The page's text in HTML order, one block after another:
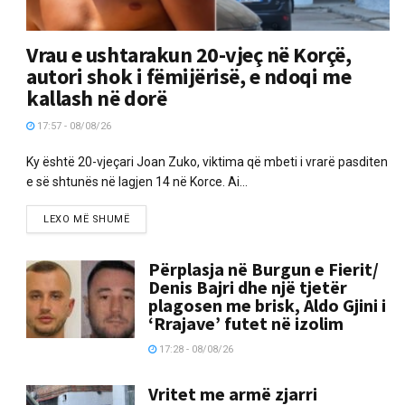
Vrau e ushtarakun 20-vjeç në Korçë,
autori shok i fëmijërisë, e ndoqi me
kallash në dorë
17:57 - 08/08/26
Ky është 20-vjeçari Joan Zuko, viktima që mbeti i vrarë pasditen
e së shtunës në lagjen 14 në Korce. Ai...
LEXO MË SHUMË
Përplasja në Burgun e Fierit/
Denis Bajri dhe një tjetër
plagosen me brisk, Aldo Gjini i
‘Rrajave’ futet në izolim
17:28 - 08/08/26
Vritet me armë zjarri